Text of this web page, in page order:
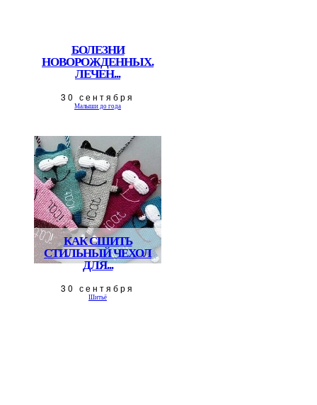
БОЛЕЗНИ
НОВОРОЖДЕННЫХ.
ЛЕЧЕН...
30 сентября
Малыши до года
КАК СШИТЬ
СТИЛЬНЫЙ ЧЕХОЛ
ДЛЯ...
30 сентября
Шитьё